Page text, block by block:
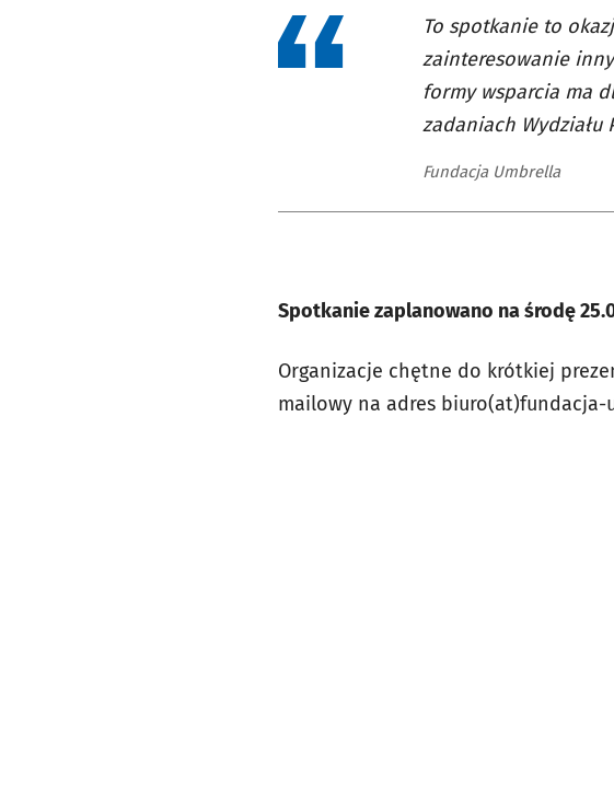
To spotkanie to
zainteresowanie
formy wsparcia ma
zadaniach Wydziału
Fundacja Umbrella
Spotkanie zaplanowano na środę
Organizacje chętne do krótkiej
mailowy na adres biuro(at)fundacja-